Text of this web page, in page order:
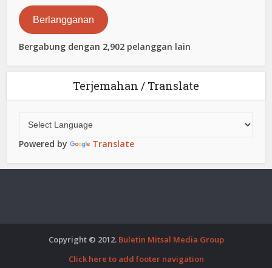
Elektronik
Berlangganan
Bergabung dengan 2,902 pelanggan lain
Terjemahan / Translate
Powered by Translate
Copyright © 2012. Buletin Mitsal Media Group
Click here to add footer navigation